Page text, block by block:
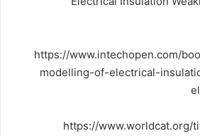
https://www.intechopen.com/
modelling-of-electrical-
https://www.worldcat.org/